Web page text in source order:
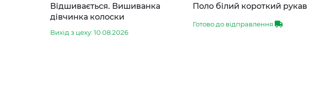
Відшивається. Вишиванка
дівчинка колоски
Вихід з цеху: 10.08.2026
Поло білий короткий рукав
Готово до відправлення